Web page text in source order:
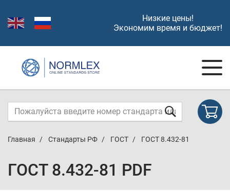
Низкие цены!
Экономим время и бюджет!
Главная Стандарты РФ ГОСТ ГОСТ 8.432-81
ГОСТ 8.432-81 PDF